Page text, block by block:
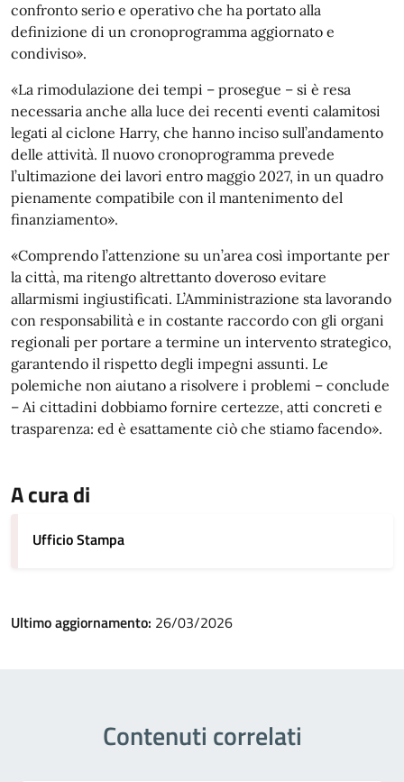
confronto serio e operativo che ha portato alla
definizione di un cronoprogramma aggiornato e
condiviso».
«La rimodulazione dei tempi – prosegue – si è resa
necessaria anche alla luce dei recenti eventi calamitosi
legati al ciclone Harry, che hanno inciso sull’andamento
delle attività. Il nuovo cronoprogramma prevede
l’ultimazione dei lavori entro maggio 2027, in un quadro
pienamente compatibile con il mantenimento del
finanziamento».
«Comprendo l’attenzione su un’area così importante per
la città, ma ritengo altrettanto doveroso evitare
allarmismi ingiustificati. L’Amministrazione sta lavorando
con responsabilità e in costante raccordo con gli organi
regionali per portare a termine un intervento strategico,
garantendo il rispetto degli impegni assunti. Le
polemiche non aiutano a risolvere i problemi – conclude
– Ai cittadini dobbiamo fornire certezze, atti concreti e
trasparenza: ed è esattamente ciò che stiamo facendo».
A cura di
Ufficio Stampa
Ultimo aggiornamento: 26/03/2026
Contenuti correlati